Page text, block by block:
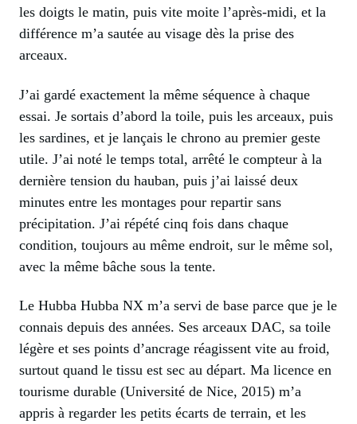
les doigts le matin, puis vite moite l’après-midi, et la
différence m’a sautée au visage dès la prise des
arceaux.
J’ai gardé exactement la même séquence à chaque
essai. Je sortais d’abord la toile, puis les arceaux, puis
les sardines, et je lançais le chrono au premier geste
utile. J’ai noté le temps total, arrêté le compteur à la
dernière tension du hauban, puis j’ai laissé deux
minutes entre les montages pour repartir sans
précipitation. J’ai répété cinq fois dans chaque
condition, toujours au même endroit, sur le même sol,
avec la même bâche sous la tente.
Le Hubba Hubba NX m’a servi de base parce que je le
connais depuis des années. Ses arceaux DAC, sa toile
légère et ses points d’ancrage réagissent vite au froid,
surtout quand le tissu est sec au départ. Ma licence en
tourisme durable (Université de Nice, 2015) m’a
appris à regarder les petits écarts de terrain, et les